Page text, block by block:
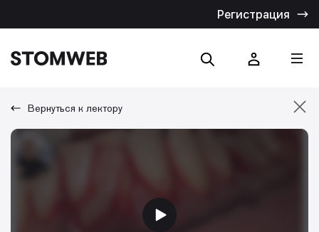
Регистрация
Вернуться к лектору
Отмена
Искать по названию